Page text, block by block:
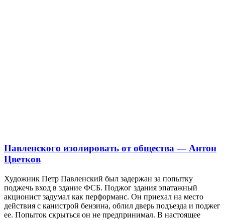
Павленского изолировать от общества — Антон
Цветков
Художник Петр Павленский был задержан за попытку
поджечь вход в здание ФСБ. Поджог здания эпатажный
акционист задумал как перформанс. Он приехал на место
действия с канистрой бензина, облил дверь подъезда и поджег
ее. Попыток скрыться он не предпринимал. В настоящее